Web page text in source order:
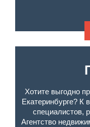
Хотите выгодно
Екатеринбурге? К
специалистов,
Агентство